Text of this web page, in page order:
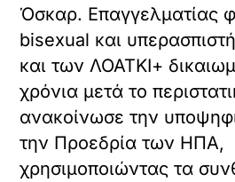
Όσκαρ. Επαγγελματίας
bisexual και
και των ΛΟΑΤΚΙ+
χρόνια μετά το
ανακοίνωσε την
την Προεδρία των ΗΠΑ,
χρησιμοποιώντας τα